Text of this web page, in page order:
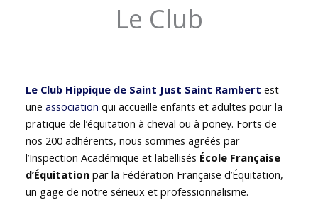
Le Club
Le Club Hippique de Saint Just Saint Rambert est
uneassociation qui accueille enfants et adultes pour la
pratique de l’équitation à cheval ou à poney. Forts de
nos 200 adhérents, nous sommes agréés par
l’Inspection Académique et labellisés École Française
d’Équitation par la Fédération Française d’Équitation,
un gage de notre sérieux et professionnalisme.